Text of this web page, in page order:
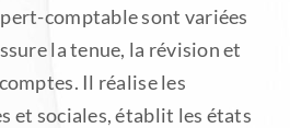
comptable sont variées
la tenue, la révision et
Il réalise les
et sociales, établit les états